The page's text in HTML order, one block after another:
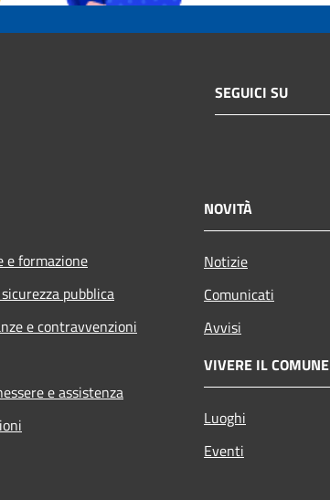
SEGUICI SU
e formazione
pubblica
e contravvenzioni
e assistenza
NOVITÀ
Notizie
Comunicati
Avvisi
VIVERE IL COMUNE
Luoghi
Eventi